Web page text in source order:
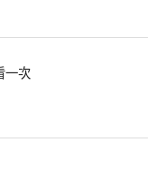
一次